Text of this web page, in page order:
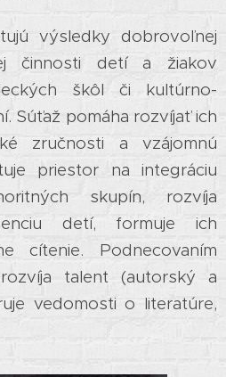
výsledky dobrovoľnej
činnosti detí a žiakov
škôl či kultúrno-
Súťaž pomáha rozvíjať ich
zručnosti a vzájomnú
priestor na integráciu
skupín, rozvíja
detí, formuje ich
cítenie. Podnecovaním
talent (autorský a
vedomosti o literatúre,